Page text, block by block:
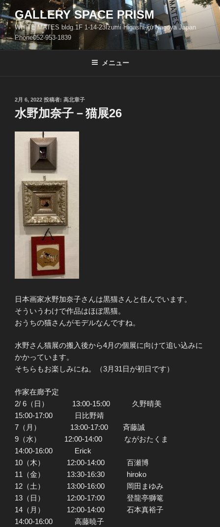
コ
ン
テ
ン
ツ
GALLERY SPACE PRISM
WHITE MATES bldg.1F 1-14-23Izumi Higashi-ku Nagoya Japan
Phone052-953-1839
メニュー
投
日:
2月 6, 2022 投稿者: 高北章子
水野加奈子－猫展26
日本画家水野加奈子さんは黒猫さんと住んでいます。
そういうわけで作品はほぼ黒猫。
おうちの猫さんがモデルなんですね。
水野さん猫展の搬入後から4月の個展に向けて追い込みに
かかっています。
そちらもお楽しみにね。（3月31日が初日です）
作家在廊予定
2/ 6（日） 13:00-15:00 久野晴美
15:00-17:00 日比野靖
7（月） 13:00-17:00 斉藤誠
9（水） 12:00-14:00 ながおたくま
14:00-16:00 Erick
10（木） 12:00-14:00 百瀬博
11（金） 13:30-16:30 hiroko
12（土） 13:00-16:00 岡田まゆみ
13（日） 12:00-17:00 登龍亭獅篭
14（月） 12:00-14:00 石本真裕子
14:00-16:00 高藤暁子